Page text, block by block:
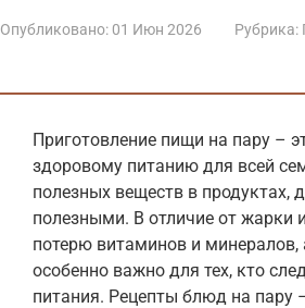
Опубликовано: 01 Июн 2026 Рубрика:
Приготовление пищи на пару –
здоровому питанию для всей
полезных веществ в продуктах,
полезными. В отличие от жарки
потерю витаминов и минералов,
особенно важно для тех, кто
питания. Рецепты блюд на пару